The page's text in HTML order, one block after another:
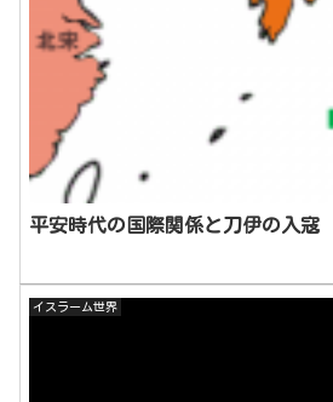
平安時代の国際関係と刀伊の入寇
イスラーム世界